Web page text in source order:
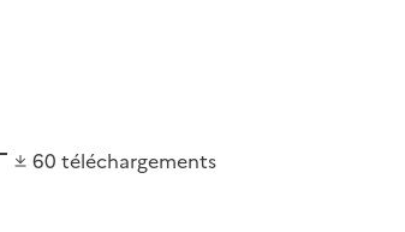
60 téléchargements